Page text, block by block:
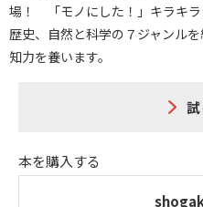
場！ 「モノにした！」キラキラ
歴史、自然と科学の７ジャンル
知力を養います。
本を購入する